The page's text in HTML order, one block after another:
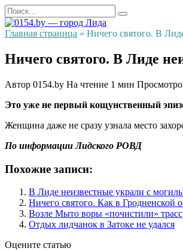
Перейти
к
содержанию
Search
for:
Главная страница » Ничего святого. В
Ничего святого. В Лиде
Автор 0154.by На чтение 1 мин
Это уже не первый кощунственный
Женщина даже не сразу узнала место
По информации Лидского РОВД
Похожие записи:
В Лиде неизвестные украли с
Ничего святого. Как в Гродненской
Возле Мыто воры «почистили»
Отдых лидчанок в Затоке не удался
Оцените статью